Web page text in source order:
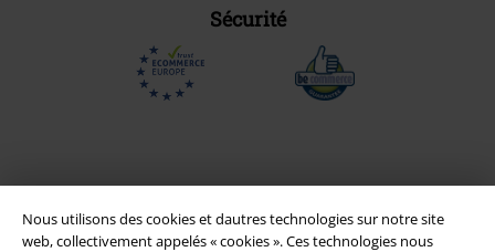
Nous utilisons des cookies et dautres technologies sur notre site
web, collectivement appelés « cookies ». Ces technologies nous
Sécurité